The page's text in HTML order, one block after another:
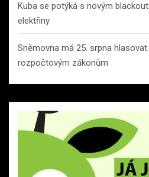
Kuba se potýká s novým
elektřiny
Sněmovna má 25. srpna
rozpočtovým zákonům